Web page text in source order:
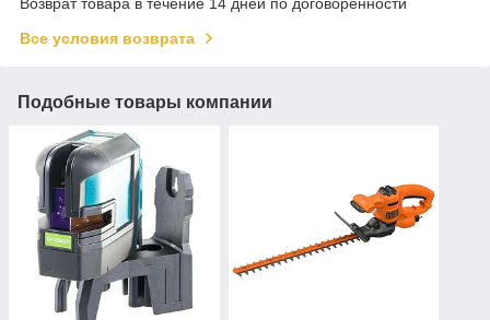
Все условия возврата
Подобные товары компании